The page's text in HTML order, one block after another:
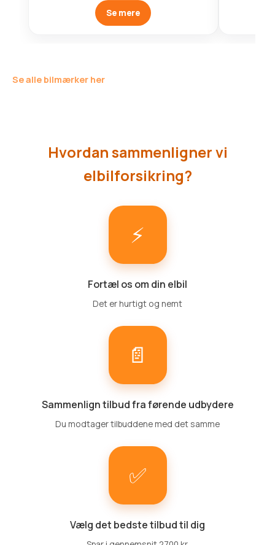
Se mere
Se alle bilmærker her
Hvordan sammenligner vi
elbilforsikring?
⚡
Fortæl os om din elbil
Det er hurtigt og nemt
📄
Sammenlign tilbud fra førende udbydere
Du modtager tilbuddene med det samme
✅
Vælg det bedste tilbud til dig